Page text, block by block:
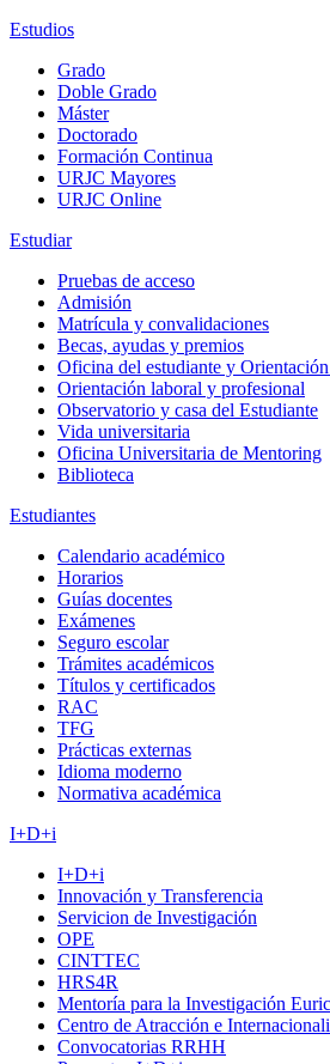
Estudios
Grado
Doble Grado
Máster
Doctorado
Formación Continua
URJC Mayores
URJC Online
Estudiar
Pruebas de acceso
Admisión
Matrícula y convalidaciones
Becas, ayudas y premios
Oficina del estudiante y
Orientación laboral y profesional
Observatorio y casa del Estudiante
Vida universitaria
Oficina Universitaria de Mentoring
Biblioteca
Estudiantes
Calendario académico
Horarios
Guías docentes
Exámenes
Seguro escolar
Trámites académicos
Títulos y certificados
RAC
TFG
Prácticas externas
Idioma moderno
Normativa académica
I+D+i
I+D+i
Innovación y Transferencia
Servicion de Investigación
OPE
CINTTEC
HRS4R
Mentoría para la Investigación
Centro de Atracción e
Convocatorias RRHH